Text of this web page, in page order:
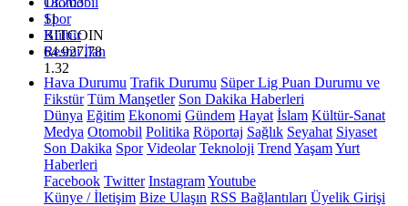
11
BITCOIN
64.927,78
1.32
Spor
Kültür
Resmi İlan
Hava Durumu Trafik Durumu Süper Lig Puan Durumu ve
Fikstür Tüm Manşetler Son Dakika Haberleri
Dünya Eğitim Ekonomi Gündem Hayat İslam Kültür-Sanat
Medya Otomobil Politika Röportaj Sağlık Seyahat Siyaset
Son Dakika Spor Videolar Teknoloji Trend YaşamYurt
Haberleri
Facebook Twitter InstagramYoutube
Künye / İletişim Bize Ulaşın RSS Bağlantıları Üyelik Girişi